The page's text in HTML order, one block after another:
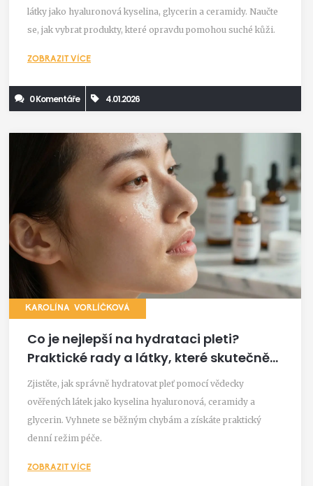
látky jako hyaluronová kyselina, glycerin a ceramidy. Naučte
se, jak vybrat produkty, které opravdu pomohou suché kůži.
ZOBRAZIT VÍCE
0 Komentáře 4.01.2026
KAROLÍNA VORLÍČKOVÁ
Co je nejlepší na hydrataci pleti?
Praktické rady a látky, které skutečně
fungují
Zjistěte, jak správně hydratovat pleť pomocí vědecky
ověřených látek jako kyselina hyaluronová, ceramidy a
glycerin. Vyhnete se běžným chybám a získáte praktický
denní režim péče.
ZOBRAZIT VÍCE